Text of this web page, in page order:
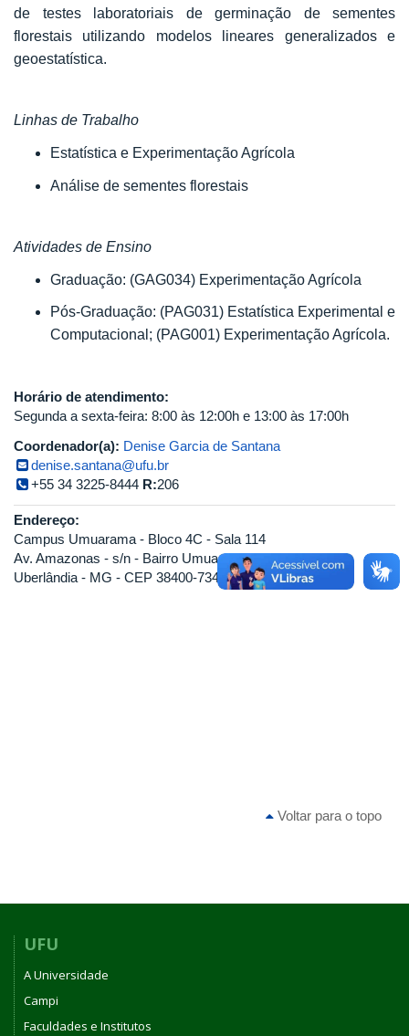
de testes laboratoriais de germinação de sementes
florestais utilizando modelos lineares generalizados e
geoestatística.
Linhas de Trabalho
Estatística e Experimentação Agrícola
Análise de sementes florestais
Atividades de Ensino
Graduação: (GAG034) Experimentação Agrícola
Pós-Graduação: (PAG031) Estatística Experimental e
Computacional; (PAG001) Experimentação Agrícola.
Horário de atendimento:
Segunda a sexta-feira: 8:00 às 12:00h e 13:00 às 17:00h
Coordenador(a): Denise Garcia de Santana
denise.santana@ufu.br
+55 34 3225-8444 R:206
Endereço:
Campus Umuarama - Bloco 4C - Sala 114
Av. Amazonas - s/n - Bairro Umuarama
Uberlândia - MG - CEP 38400-734
Voltar para o topo
UFU
A Universidade
Campi
Faculdades e Institutos